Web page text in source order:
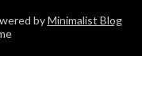
byMinimalist Blog